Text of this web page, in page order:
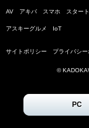
AV アキバ スマホ スター
アスキーグルメ IoT
サイトポリシー プライバシー
©
PC